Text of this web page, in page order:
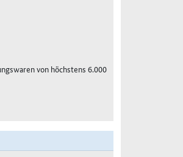
von höchstens 6.000